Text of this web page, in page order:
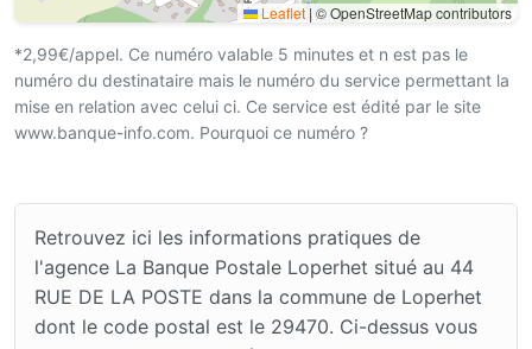
Leaflet |© OpenStreetMap contributors
*2,99€/appel. Ce numéro valable 5 minutes et n est pas le
numéro du destinataire mais le numéro du service permettant la
mise en relation avec celui ci. Ce service est édité par le site
www.banque-info.com. Pourquoi ce numéro ?
Retrouvez ici les informations pratiques de
l'agence La Banque Postale Loperhet situé au 44
RUE DE LA POSTE dans la commune de Loperhet
dont le code postal est le 29470. Ci-dessus vous